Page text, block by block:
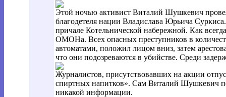
Этой ночью активист Виталий Шушкевич
благодетеля нации Владислава Юрьича
причале Котельнической набережной. Как
ОМОНа. Всех опасных преступников в
автоматами, положил лицом вниз, затем
что они подозреваются в убийстве. Среди
Журналистов, присутствовавших на акции
спиртных напитков». Сам Виталий Шушкевич
никакой информации.